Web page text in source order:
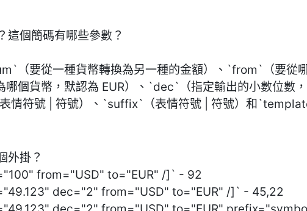
這個簡碼有哪些參數？
（要從一種貨幣轉換為另一種的金額）、`from`（要從
個貨幣，默認為 EUR）、`dec`（指定輸出的小數位數
情符號 | 符號）、`suffix`（表情符號 | 符號）和
外掛？
from="USD" to="EUR" /]` - 92
dec="2" from="USD" to="EUR" /]` - 45,22